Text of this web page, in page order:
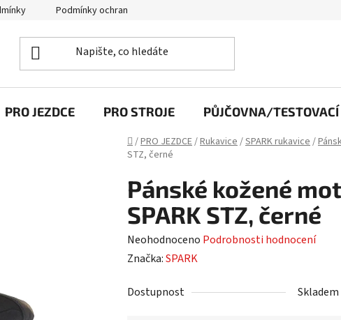
Podmínky ochrany osobních údajů
PRO JEZDCE PRO STROJE PŮJČOVNA/
Domů
/PRO JEZDCE/Rukavice/SPARK rukavice/
STZ, černé
Pánské kožené
SPARK STZ, černé
Průměrné
hodnocení
je
Neohodnoceno Podrobnosti hodnocení
Značka:SPARK
Dostupnost